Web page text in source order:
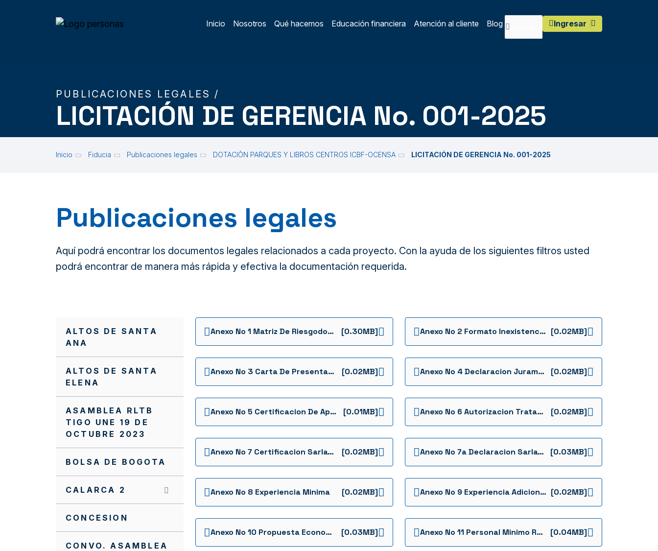
Main Menu
Inicio Nosotros Qué hacemos Educación financiera Atención al cliente Blog Ingresar
PUBLICACIONES LEGALES /
LICITACIÓN DE GERENCIA No. 001-2025
Inicio Fiducia Publicaciones legales DOTACIÒN PARQUES Y LIBROS CENTROS ICBF-OCENSA LICITACIÓN DE GERENCIA No. 001-2025
Publicaciones legales
Aquí podrá encontrar los documentos legales relacionados a cada proyecto. Con la ayuda de los siguientes filtros usted
podrá encontrar de manera más rápida y efectiva la documentación requerida.
ALTOS DE SANTA
ANA
ALTOS DE SANTA
ELENA
ASAMBLEA RLTB
TIGO UNE 19 DE
OCTUBRE 2023
BOLSA DE BOGOTA
CALARCA 2
CONCESION
CONVO. ASAMBLEA
Anexo No 1 Matriz De Riesgodotacion Icbf [0.30MB] Anexo No 2 Formato Inexistencia Conflicto De Interes [0.02MB]
Anexo No 3 Carta De Presentacion De La Propuesta [0.02MB] Anexo No 4 Declaracion Juramentada Multas Y San [0.02MB]
Anexo No 5 Certificacion De Aporte Parafiscales Y Seguridad Social [0.01MB] Anexo No 6 Autorizacion Tratamiento De Datos Personales [0.02MB]
Anexo No 7 Certificacion Sarlaft9 [0.02MB] Anexo No 7a Declaracion Sarlaft9 [0.03MB]
Anexo No 8 Experiencia Minima [0.02MB] Anexo No 9 Experiencia Adicional Del Proponente [0.02MB]
Anexo No 10 Propuesta Economica [0.03MB] Anexo No 11 Personal Minimo Requerido [0.04MB]